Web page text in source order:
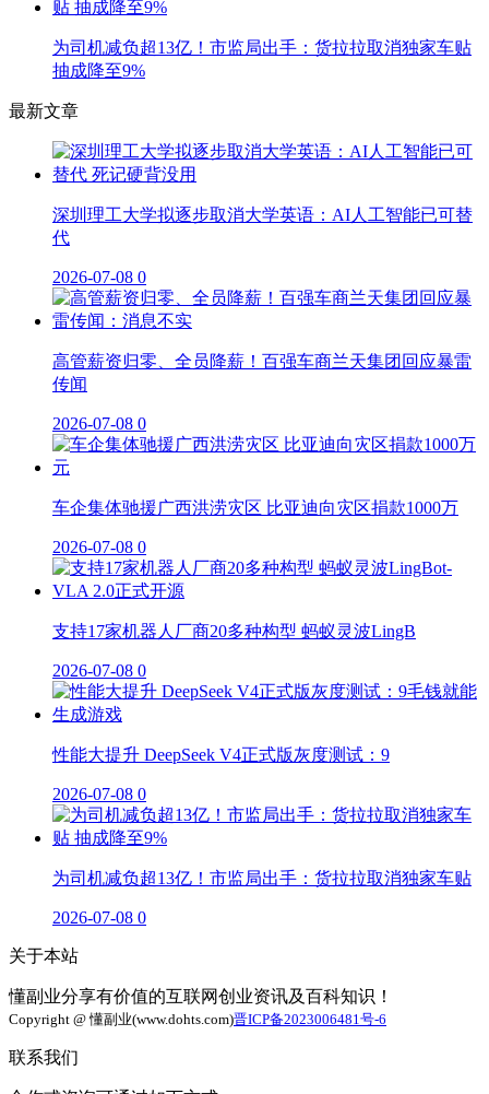
为司机减负超13亿！市监局出手：货拉拉取消独家车贴
抽成降至9%
最新文章
深圳理工大学拟逐步取消大学英语：AI人工智能已可替
代
2026-07-08 0
高管薪资归零、全员降薪！百强车商兰天集团回应暴雷
传闻
2026-07-08 0
车企集体驰援广西洪涝灾区 比亚迪向灾区捐款1000万
2026-07-08 0
支持17家机器人厂商20多种构型 蚂蚁灵波LingB
2026-07-08 0
性能大提升 DeepSeek V4正式版灰度测试：9
2026-07-08 0
为司机减负超13亿！市监局出手：货拉拉取消独家车贴
2026-07-08 0
关于本站
懂副业分享有价值的互联网创业资讯及百科知识！
Copyright @ 懂副业(www.dohts.com)晋ICP备2023006481号-6
联系我们